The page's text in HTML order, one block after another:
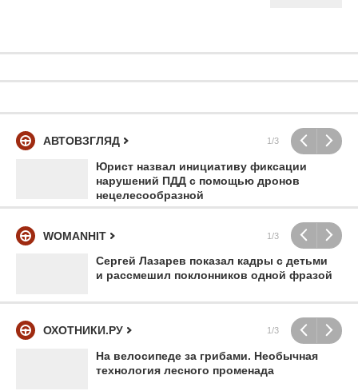
АВТОВЗГЛЯД 1/3
Юрист назвал инициативу фиксации
нарушений ПДД с помощью дронов
нецелесообразной
WOMANHIT 1/3
Сергей Лазарев показал кадры с детьми
и рассмешил поклонников одной фразой
ОХОТНИКИ.РУ 1/3
На велосипеде за грибами. Необычная
технология лесного променада